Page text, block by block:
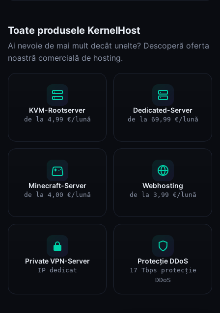
Toate produsele KernelHost
Ai nevoie de mai mult decât unelte? Descoperă oferta
noastră comercială de hosting.
KVM-Rootserver
de la 4,99 €/lună
Dedicated-Server
de la 69,99 €/lună
Minecraft-Server
de la 4,00 €/lună
Webhosting
de la 3,99 €/lună
Private VPN-Server
IP dedicat
Protecție DDoS
17 Tbps protecție
DDoS